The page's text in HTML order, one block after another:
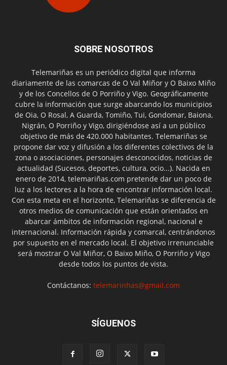
SOBRE NOSOTROS
Telemariñas es un periódico digital que informa
diariamente de las comarcas de O Val Miñor y O Baixo Miño
y de los Concellos de O Porriño y Vigo. Geográficamente
cubre la información que surge abarcando los municipios
de Oia, O Rosal, A Guarda, Tomiño, Tui, Gondomar, Baiona,
Nigrán, O Porriño y Vigo, dirigiéndose así a un público
objetivo de más de 420.000 habitantes. Telemariñas se
propone dar voz y difusión a los diferentes colectivos de la
zona o asociaciones, personajes desconocidos, noticias de
actualidad (Sucesos, deportes, cultura, ocio...). Nacida en
enero de 2014, telemariñas.com pretende dar un poco de
luz a los lectores a la hora de encontrar información local.
Con esta meta en el horizonte, Telemariñas se diferencia de
otros medios de comunicación que están orientados en
abarcar ámbitos de información regional, nacional e
internacional. Información rápida y comarcal, centrándonos
por supuesto en el mercado local. El objetivo irrenunciable
será mostrar O Val Miñor, O Baixo Miño, O Porriño y Vigo
desde todos los puntos de vista.
Contáctanos: telemarinhas@gmail.com
SÍGUENOS